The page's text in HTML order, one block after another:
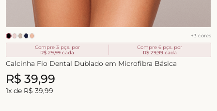
+3 cores
Compre 3 pçs. por
R$ 29,99 cada
Compre 6 pçs. por
R$ 29,99cada
Calcinha Fio Dental Dublado em Microfibra Básica
R$ 39,99
1x de R$ 39,99